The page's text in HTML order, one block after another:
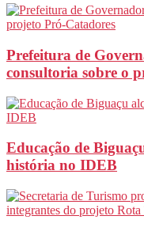
Prefeitura de
consultoria sobre o
Educação de
história no IDEB